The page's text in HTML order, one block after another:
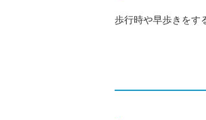
歩行時や早歩きをす